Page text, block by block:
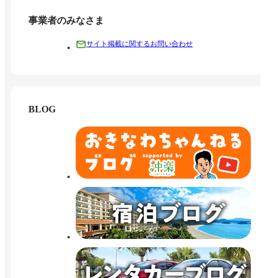
事業者のみなさま
サイト掲載に関するお問い合わせ
BLOG